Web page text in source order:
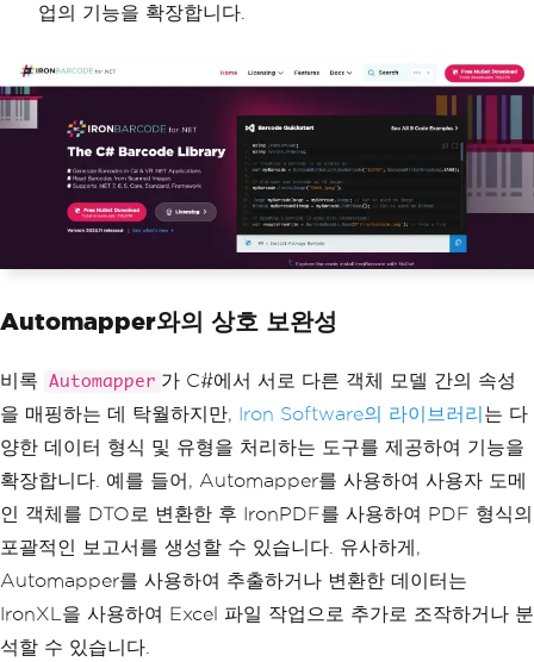
업의 기능을 확장합니다.
Automapper와의 상호 보완성
비록 Automapper 가 C#에서 서로 다른 객체 모델 간의 속성
을 매핑하는 데 탁월하지만, Iron Software의 라이브러리 는 다
양한 데이터 형식 및 유형을 처리하는 도구를 제공하여 기능을
확장합니다. 예를 들어, Automapper를 사용하여 사용자 도메
인 객체를 DTO로 변환한 후 IronPDF를 사용하여 PDF 형식의
포괄적인 보고서를 생성할 수 있습니다. 유사하게,
Automapper를 사용하여 추출하거나 변환한 데이터는
IronXL을 사용하여 Excel 파일 작업으로 추가로 조작하거나 분
석할 수 있습니다.